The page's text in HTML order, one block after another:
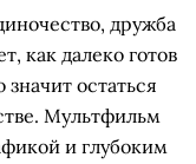
дружба
как далеко готов
значит остаться
Мультфильм
и глубоким